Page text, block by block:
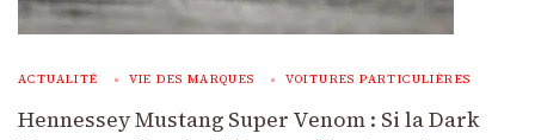
ACTUALITÉ VIE DES MARQUES VOITURES PARTICULIÈRES
Hennessey Mustang Super Venom : Si la Dark